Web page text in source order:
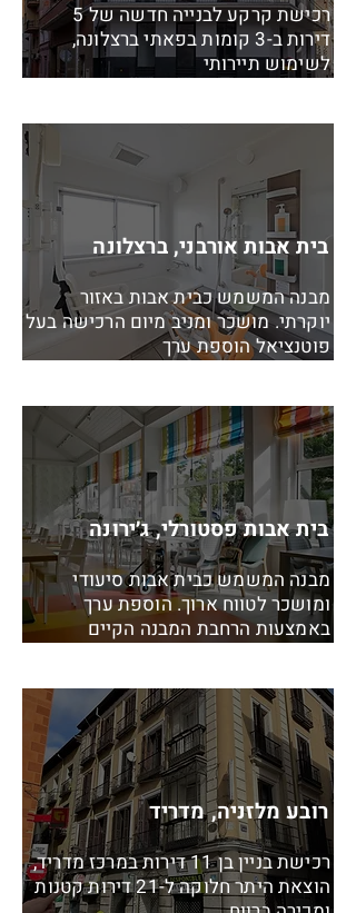
רכישת קרקע לבנייה חדשה של 5
דירות ב-3 קומות בפאתי ברצלונה,
לשימוש תיירותי
בית אבות אורבני, ברצלונה
מבנה המשמש כבית אבות באזור
יוקרתי. מושכר ומניב מיום הרכישה בעל
פוטנציאל הוספת ערך
בית אבות פסטורלי, ג׳ירונה
מבנה המשמש כבית אבות סיעודי
ומושכר לטווח ארוך. הוספת ערך
באמצעות הרחבת המבנה הקיים
רובע מלזניה, מדריד
רכישת בניין בן 11 דירות במרכז מדריד,
הוצאת היתר חלוקה ל-21 דירות קטנות